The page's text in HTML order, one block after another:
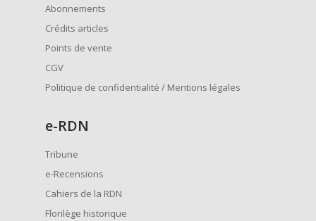
Abonnements
Crédits articles
Points de vente
CGV
Politique de confidentialité / Mentions légales
e-RDN
Tribune
e-Recensions
Cahiers de la RDN
Florilège historique